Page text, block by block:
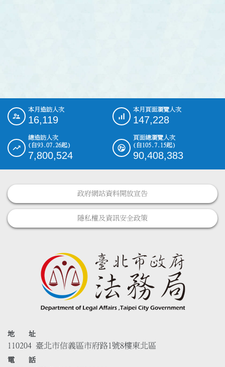
::: 本月造訪人次
16,119
本月頁面瀏覽人次
147,228
總造訪人次
(自93.07.26起)
7,800,524
頁面總瀏覽人次
(自105.7.15起)
90,408,383
政府網站資料開放宣告
隱私權及資訊安全政策
地 址
110204 臺北市信義區市府路1號8樓東北區
電 話